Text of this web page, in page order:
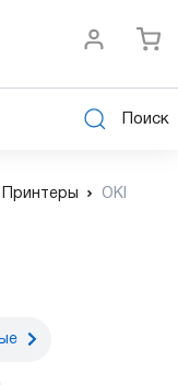
Поиск
Принтеры OKI